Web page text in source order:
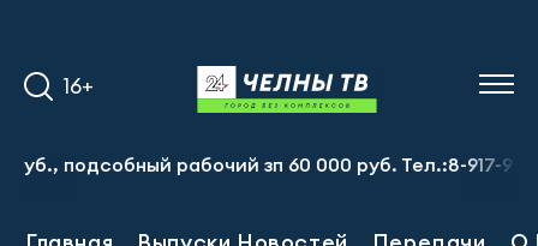
16+
рабочий зп 60 000 руб. Тел.:8-917-913-20-71